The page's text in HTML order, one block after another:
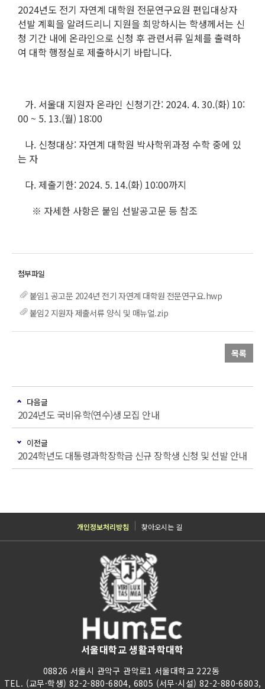
2024년도 전기 자연계 대학원 전문연구요원 편입대상자
선발 계획을 알려드리니 지원을 희망하시는 학생께서는 신
청 기간 내에 온라인으로 신청 후 관련서류 일체를 출력하
여 대학 행정실로 제출하시기 바랍니다.
가. 서울대 지원자 온라인 신청기간: 2024. 4. 30.(화) 10:
00 ~ 5. 13.(월) 18:00
나. 신청대상: 자연계 대학원 박사학위과정 수학 중에 있
는 자
다. 제출기한: 2024. 5. 14.(화) 10:00까지
※ 자세한 사항은 붙임 선발공고문 등 참조
붙임1 공고문 2024년 전기 자연계 대학원 전문연구요.hwp
붙임2 지원자 제출서류 양식 및 매뉴얼.zip
목록
다음글
2024년도 국비유학(연수)생 모집 안내
이전글
2024학년도 대통령과학장학금 신규 장학생 신청 및 선발 안내
개인정보처리방침 찾아오시는 길
서울대학교 생활과학대학
08826 서울시 관악구 관악로1 서울대학교 222동
TEL. (교무·학생) 82-2-880-6804, 6805 (서무·시설) 82-2-880-6803,